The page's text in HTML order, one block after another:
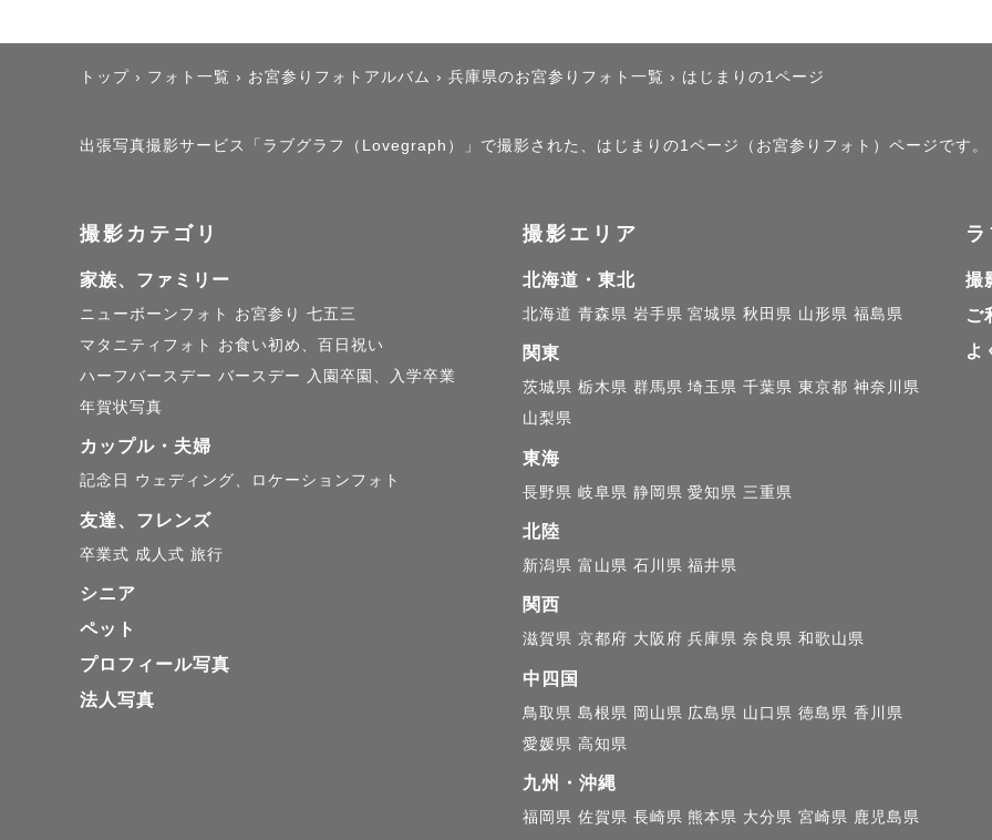
トップ › フォト一覧 › お宮参りフォトアルバム › 兵庫県のお宮参りフォト一覧 › はじまりの1ページ
出張写真撮影サービス「ラブグラフ（Lovegraph）」で撮影された、はじまりの1ページ（お宮参りフォト）ページです。
撮影カテゴリ
家族、ファミリー
ニューボーンフォト お宮参り 七五三
マタニティフォト
お食い初め、百日祝い
ハーフバースデー バースデー
入園卒園、入学卒業
年賀状写真
カップル・夫婦
記念日 ウェディング、ロケーションフォト
友達、フレンズ
卒業式 成人式 旅行
シニア
ペット
プロフィール写真
法人写真
撮影エリア
北海道・東北
北海道 青森県 岩手県 宮城県 秋田県 山形県 福島県
関東
茨城県 栃木県 群馬県 埼玉県 千葉県 東京都 神奈川県
山梨県
東海
長野県 岐阜県 静岡県 愛知県 三重県
北陸
新潟県 富山県 石川県 福井県
関西
滋賀県 京都府 大阪府 兵庫県 奈良県 和歌山県
中四国
鳥取県 島根県 岡山県 広島県 山口県 徳島県 香川県
愛媛県 高知県
九州・沖縄
福岡県 佐賀県 長崎県 熊本県 大分県 宮崎県 鹿児島県
撮
ご
よ